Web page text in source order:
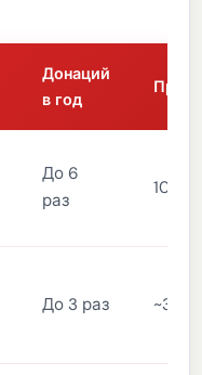
Донаций
в год
До 6
раз
10-15
До 3 раз ~30